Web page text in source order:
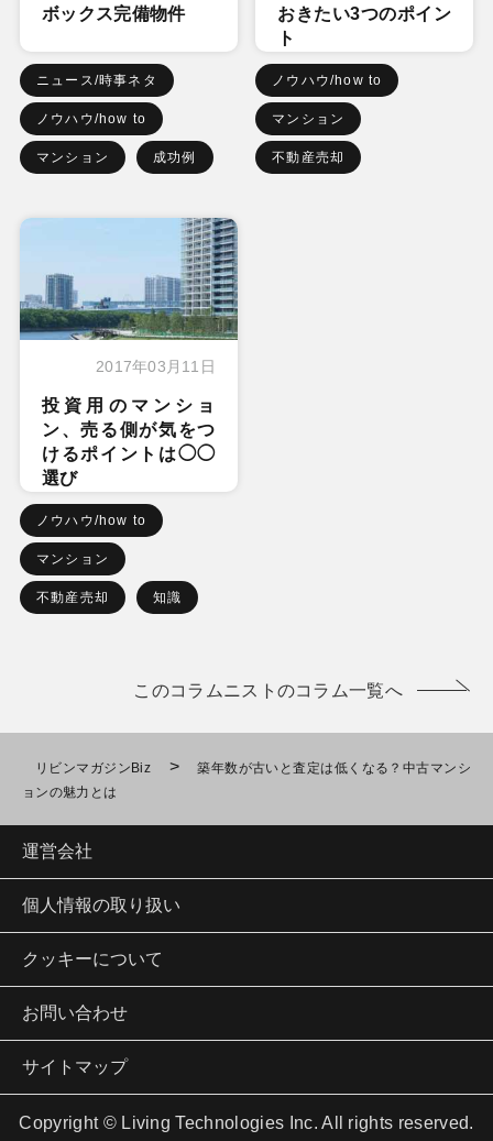
ボックス完備物件
ニュース/時事ネタ
ノウハウ/how to
マンション 成功例
おきたい3つのポイン
ト
ノウハウ/how to
マンション
不動産売却
2017年03月11日
投資用のマンショ
ン、売る側が気をつ
けるポイントは◯◯
選び
ノウハウ/how to
マンション
不動産売却 知識
このコラムニストのコラム一覧へ
リビンマガジンBiz >
築年数が古いと査定は低くなる？中古マンシ
ョンの魅力とは
運営会社
個人情報の取り扱い
クッキーについて
お問い合わせ
サイトマップ
Copyright © Living Technologies Inc. All rights reserved.